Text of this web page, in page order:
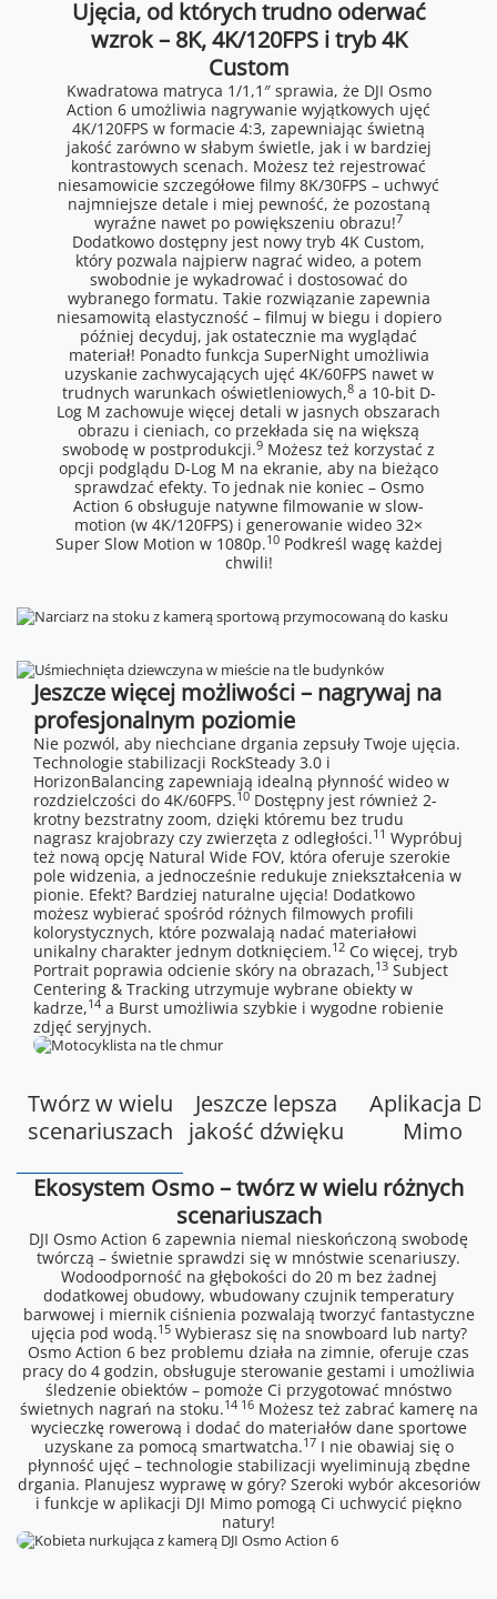
Ujęcia, od których trudno oderwać
wzrok – 8K, 4K/120FPS i tryb 4K
Custom
Kwadratowa matryca 1/1,1″ sprawia, że DJI Osmo
Action 6 umożliwia nagrywanie wyjątkowych ujęć
4K/120FPS w formacie 4:3, zapewniając świetną
jakość zarówno w słabym świetle, jak i w bardziej
kontrastowych scenach. Możesz też rejestrować
niesamowicie szczegółowe filmy 8K/30FPS – uchwyć
najmniejsze detale i miej pewność, że pozostaną
wyraźne nawet po powiększeniu obrazu!7
Dodatkowo dostępny jest nowy tryb 4K Custom,
który pozwala najpierw nagrać wideo, a potem
swobodnie je wykadrować i dostosować do
wybranego formatu. Takie rozwiązanie zapewnia
niesamowitą elastyczność – filmuj w biegu i dopiero
później decyduj, jak ostatecznie ma wyglądać
materiał! Ponadto funkcja SuperNight umożliwia
uzyskanie zachwycających ujęć 4K/60FPS nawet w
trudnych warunkach oświetleniowych,8a 10-bit D-
Log M zachowuje więcej detali w jasnych obszarach
obrazu i cieniach, co przekłada się na większą
swobodę w postprodukcji.9 Możesz też korzystać z
opcji podglądu D-Log M na ekranie, aby na bieżąco
sprawdzać efekty. To jednak nie koniec – Osmo
Action 6 obsługuje natywne filmowanie w slow-
motion (w 4K/120FPS) i generowanie wideo 32×
Super Slow Motion w 1080p.10Podkreśl wagę każdej
chwili!
Jeszcze więcej możliwości – nagrywaj na
profesjonalnym poziomie
Nie pozwól, aby niechciane drgania zepsuły Twoje ujęcia.
Technologie stabilizacji RockSteady 3.0 i
HorizonBalancing zapewniają idealną płynność wideo w
rozdzielczości do 4K/60FPS.10 Dostępny jest również 2-
krotny bezstratny zoom, dzięki któremu bez trudu
nagrasz krajobrazy czy zwierzęta z odległości.11 Wypróbuj
też nową opcję Natural Wide FOV, która oferuje szerokie
pole widzenia, a jednocześnie redukuje zniekształcenia w
pionie. Efekt? Bardziej naturalne ujęcia! Dodatkowo
możesz wybierać spośród różnych filmowych profili
kolorystycznych, które pozwalają nadać materiałowi
unikalny charakter jednym dotknięciem.12 Co więcej, tryb
Portrait poprawia odcienie skóry na obrazach,13 Subject
Centering & Tracking utrzymuje wybrane obiekty w
kadrze,14 a Burst umożliwia szybkie i wygodne robienie
zdjęć seryjnych.
Twórz w wielu
scenariuszach
Jeszcze lepsza
jakość dźwięku
Aplikacja DJI
Mimo
Ekosystem Osmo – twórz w wielu różnych
scenariuszach
DJI Osmo Action 6 zapewnia niemal nieskończoną swobodę
twórczą – świetnie sprawdzi się w mnóstwie scenariuszy.
Wodoodporność na głębokości do 20 m bez żadnej
dodatkowej obudowy, wbudowany czujnik temperatury
barwowej i miernik ciśnienia pozwalają tworzyć fantastyczne
ujęcia pod wodą.15Wybierasz się na snowboard lub narty?
Osmo Action 6 bez problemu działa na zimnie, oferuje czas
pracy do 4 godzin, obsługuje sterowanie gestami i umożliwia
śledzenie obiektów – pomoże Ci przygotować mnóstwo
świetnych nagrań na stoku.14 16Możesz też zabrać kamerę na
wycieczkę rowerową i dodać do materiałów dane sportowe
uzyskane za pomocą smartwatcha.17I nie obawiaj się o
płynność ujęć – technologie stabilizacji wyeliminują zbędne
drgania. Planujesz wyprawę w góry? Szeroki wybór akcesoriów
i funkcje w aplikacji DJI Mimo pomogą Ci uchwycić piękno
natury!